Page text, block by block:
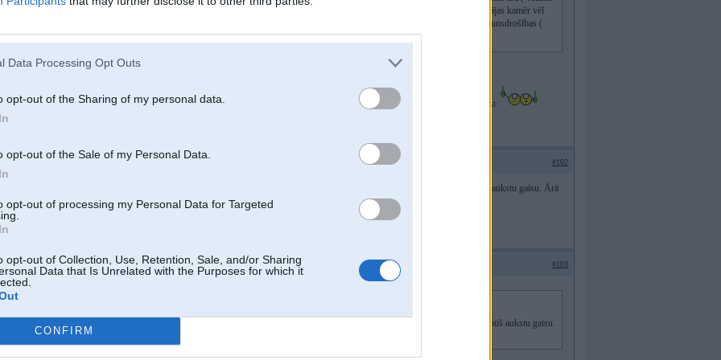
Data Processing Opt Outs
opt-out of the Sharing of my personal data.
opt-out of the Sale of my Personal Data.
opt-out of processing my Personal Data for Targeted
opt-out of Collection, Use, Retention, Sale, and/or Sharing
Data that Is Unrelated with the Purposes for which it
CONFIRM
uz pašteci ). Toties mazais 3.5kw splits pavilks iespējams pat 100m2 telpu, būs kluss, energoefektīvs. Priecājas kamēr vēl
410 ( īsti vairs ne ) un 32 pilda ... aizies ( jau iet ) 290ais, iespējams būs citas prasības mazām telpām dēļ ugunsdrošības (
Kādam ar smārtu braukt ir ok, kāds bez Ford f750 jūtas kā pliku dirsu uz ledus. Katram savs Ok, alus dziest
07. Jul 2026, 21:06 #102
Iesakat kādu servisu kur apkopj kondicionierus. Liekas, ka sistēmā spiediens nav vai kaut as tamlīdzīgs, nepūš aukstu gaisu. Ārā
arī viss izskatās ok.
07. Jul 2026, 21:18 #103
Iesakat kādu servisu kur apkopj kondicionierus. Liekas, ka sistēmā spiediens nav vai kaut as tamlīdzīgs, nepūš aukstu gaisu.
Ārā arī viss izskatās ok.